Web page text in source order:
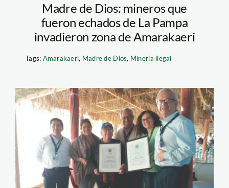
Madre de Dios: mineros que
fueron echados de La Pampa
invadieron zona de Amarakaeri
Tags: Amarakaeri, Madre de Dios, Minería ilegal
Sernanp